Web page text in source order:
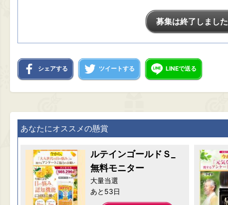
募集は終了しました
シェアする ツイートする LINEで送る
あなたにオススメの懸賞
ルテインゴールドＳ_
無料モニター
大量当選
あと53日